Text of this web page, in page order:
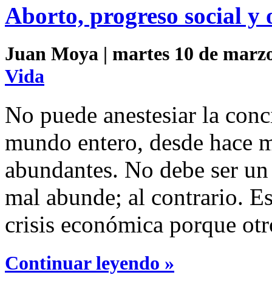
Aborto, progreso social y
Juan Moya | martes 10 de
Vida
No puede anestesiar la
mundo entero, desde hace
abundantes. No debe ser
mal abunde; al contrario.
crisis económica porque
Continuar leyendo »